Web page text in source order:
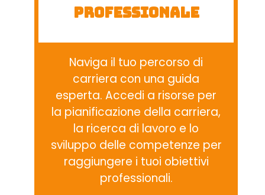
Professionale
Naviga il tuo percorso di
carriera con una guida
esperta. Accedi a risorse per
la pianificazione della carriera,
la ricerca di lavoro e lo
sviluppo delle competenze per
raggiungere i tuoi obiettivi
professionali.